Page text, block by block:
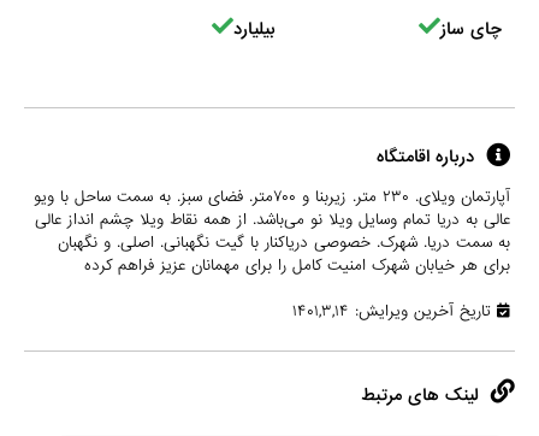
چای ساز بیلیارد
درباره اقامتگاه
آپارتمان ویلای. ۲۳۰ متر. زیربنا و ۷۰۰متر. فضای سبز. به سمت ساحل با ویو
عالی به دریا تمام وسایل ویلا نو می‌باشد. از همه نقاط ویلا چشم انداز عالی
به سمت دریا. شهرک. خصوصی دریاکنار با گیت نگهبانی. اصلی. و نگهبان
برای هر خیابان شهرک امنیت کامل را برای مهمانان عزیز فراهم کرده
تاریخ آخرین ویرایش: ۱۴۰۱,۳,۱۴
لینک های مرتبط